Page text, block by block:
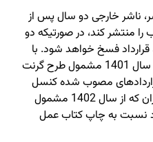
ناشر خارجی دو سال پس از
را منتشر کند‌، در صورتیکه دو
فسخ خواهد شود. با
توجه به اینکه 32 عنوان کتاب در سال 1401 مشمول طرح گرنت
مصوب شده کنسل
خواهند شد.باید دید مابقی ناشران که از سال 1402 مشمول
نسبت به چاپ کتاب عمل